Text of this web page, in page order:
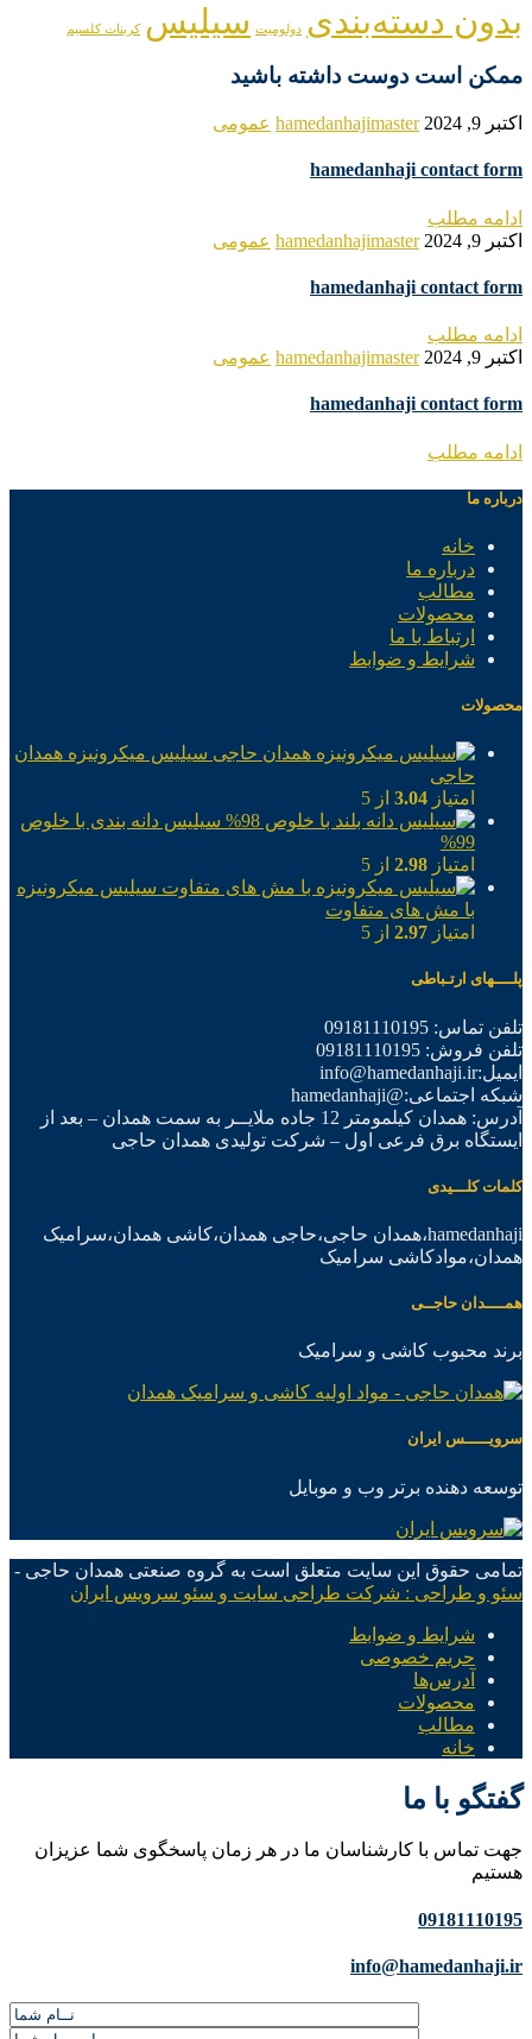
بدون دسته‌بندی دولومیت سیلیس کربنات کلسیم
ممکن است دوست داشته باشید
اکتبر 9, 2024 hamedanhajimaster عمومی
hamedanhaji contact form
ادامه مطلب
اکتبر 9, 2024
hamedanhajimaster عمومی
hamedanhaji contact form
ادامه مطلب
اکتبر 9, 2024
hamedanhajimaster عمومی
hamedanhaji contact form
ادامه مطلب
درباره ما
خانه
درباره ما
مطالب
محصولات
ارتباط با ما
شرایط و ضوابط
محصولات
سیلیس میکرونیزه همدان
حاجی
امتیاز 3.04 از 5
سیلیس دانه بندی با خلوص
99%
امتیاز 2.98 از 5
سیلیس میکرونیزه
با مش های متفاوت
امتیاز 2.97 از 5
پلــــهای ارتـباطی
تلفن تماس: 09181110195
تلفن فروش: 09181110195
ایمیل:info@hamedanhaji.ir
شبکه اجتماعی:@hamedanhaji
آدرس: همدان کیلمومتر 12 جاده ملایــر به سمت همدان – بعد از
ایستگاه برق فرعی اول – شرکت تولیدی همدان حاجی
کلمات کلـــیدی
hamedanhaji،همدان حاجی،حاجی همدان،کاشی همدان،سرامیک
همدان،موادکاشی سرامیک
همــــدان حاجــی
برند محبوب کاشی و سرامیک
سرویـــــس ایران
توسعه دهنده برتر وب و موبایل
تمامی حقوق این سایت متعلق است به گروه صنعتی همدان حاجی -
سئو و طراحی : شرکت طراحی سایت و سئو سرویس ایران
شرایط و ضوابط
حریم خصوصی
آدرس‌ها
محصولات
مطالب
خانه
گفتگو با ما
جهت تماس با کارشناسان ما در هر زمان پاسخگوی شما عزیزان
هستیم
09181110195
info@hamedanhaji.ir